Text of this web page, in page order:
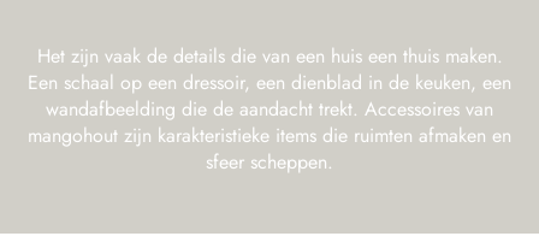
Het zijn vaak de details die van een huis een thuis maken.
Een schaal op een dressoir, een dienblad in de keuken, een
wandafbeelding die de aandacht trekt. Accessoires van
mangohout zijn karakteristieke items die ruimten afmaken en
sfeer scheppen.